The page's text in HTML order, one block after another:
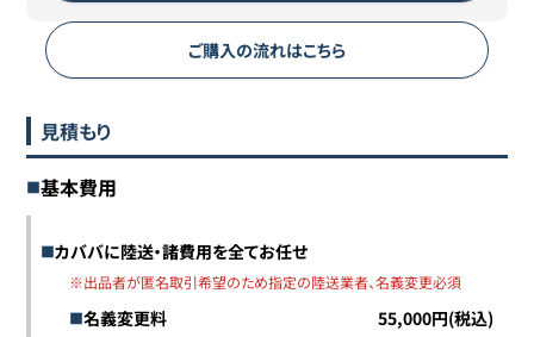
ご購入の流れはこちら
見積もり
基本費用
カババに陸送・諸費用を全てお任せ
※出品者が匿名取引希望のため指定の陸送業者、名義変更必須
名義変更料 55,000円(税込)